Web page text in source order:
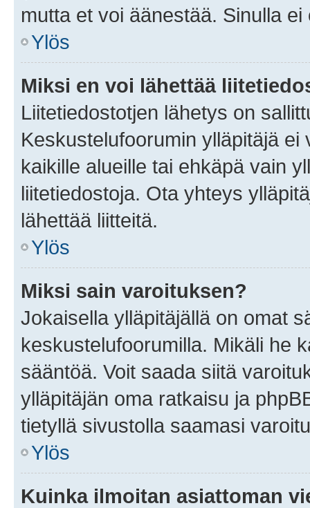
mutta et voi äänestää. Sinulla
Ylös
Miksi en voi lähettää
Liitetiedostotjen lähetys on
Keskustelufoorumin ylläpitäjä
kaikille alueille tai ehkäpä vain
liitetiedostoja. Ota yhteys
lähettää liitteitä.
Ylös
Miksi sain varoituksen?
Jokaisella ylläpitäjällä on omat
keskustelufoorumilla. Mikäli he
sääntöä. Voit saada siitä
ylläpitäjän oma ratkaisu ja
tietyllä sivustolla saamasi
Ylös
Kuinka ilmoitan asiattoman